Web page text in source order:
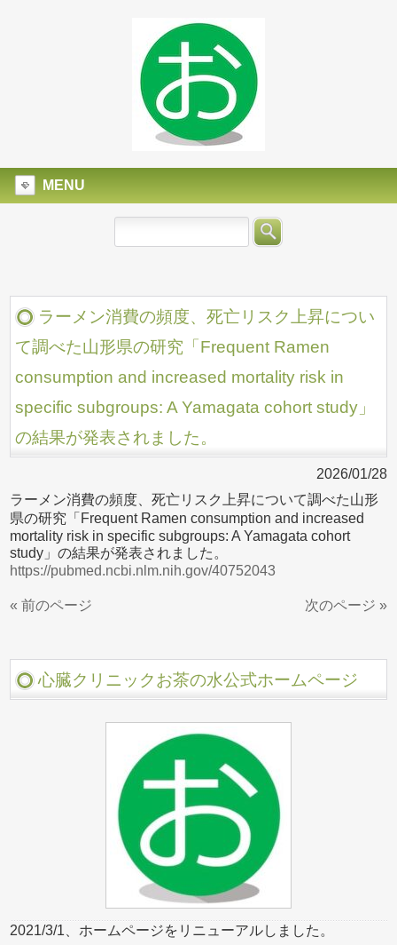
MENU
ラーメン消費の頻度、死亡リスク上昇につい
て調べた山形県の研究「Frequent Ramen
consumption and increased mortality risk in
specific subgroups: A Yamagata cohort study」
の結果が発表されました。
2026/01/28
ラーメン消費の頻度、死亡リスク上昇について調べた山形
県の研究「Frequent Ramen consumption and increased
mortality risk in specific subgroups: A Yamagata cohort
study」の結果が発表されました。
https://pubmed.ncbi.nlm.nih.gov/40752043
« 前のページ 次のページ »
心臓クリニックお茶の水公式ホームページ
2021/3/1、ホームページをリニューアルしました。